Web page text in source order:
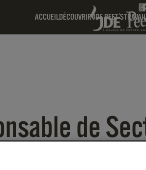
ACCUEILDÉCOUVRIR JDE PEET'S
de